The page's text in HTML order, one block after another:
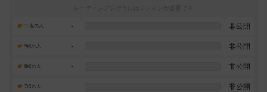
10点の人 - 非公開
9点の人 - 非公開
8点の人 - 非公開
7点の人 - 非公開